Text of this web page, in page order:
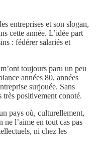
entreprises et son slogan,
cette année. L’idée part
: fédérer salariés et
toujours paru un peu
années 80, années
surjouée. Sans
très positivement conoté.
pays où, culturellement,
ne l’aime en tout cas pas
ni chez les